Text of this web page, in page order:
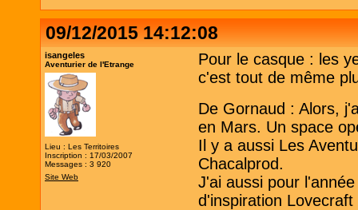
09/12/2015 14:12:08
isangeles
Aventurier de l'Etrange
Lieu : Les Territoires
Inscription : 17/03/2007
Messages : 3 920
Site Web
Pour le casque : les
c'est tout de même
De Gornaud : Alors,
en Mars. Un space
Il y a aussi Les
Chacalprod.
J'ai aussi pour
d'inspiration